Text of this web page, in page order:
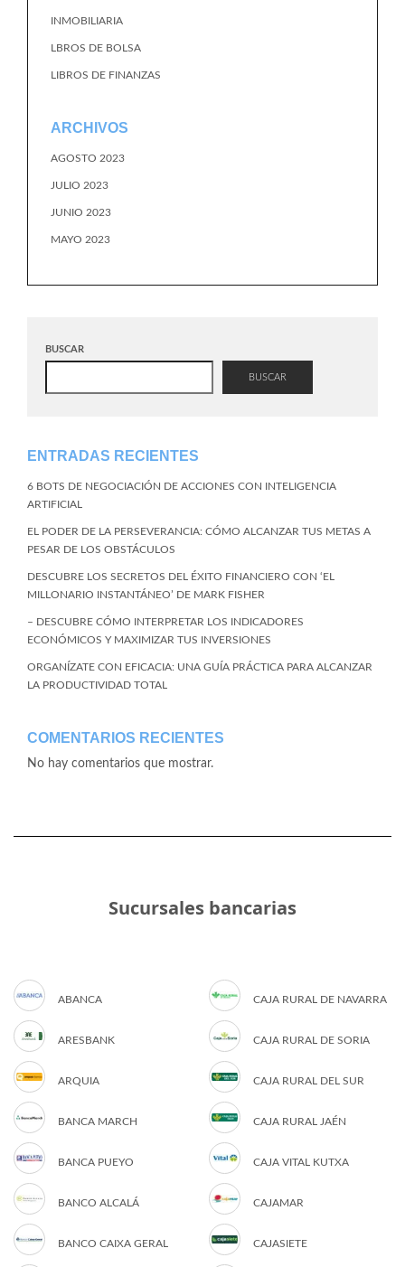
INMOBILIARIA
LBROS DE BOLSA
LIBROS DE FINANZAS
ARCHIVOS
AGOSTO 2023
JULIO 2023
JUNIO 2023
MAYO 2023
BUSCAR
BUSCAR
ENTRADAS RECIENTES
6 BOTS DE NEGOCIACIÓN DE ACCIONES CON INTELIGENCIA
ARTIFICIAL
EL PODER DE LA PERSEVERANCIA: CÓMO ALCANZAR TUS METAS A
PESAR DE LOS OBSTÁCULOS
DESCUBRE LOS SECRETOS DEL ÉXITO FINANCIERO CON ‘EL
MILLONARIO INSTANTÁNEO’ DE MARK FISHER
– DESCUBRE CÓMO INTERPRETAR LOS INDICADORES
ECONÓMICOS Y MAXIMIZAR TUS INVERSIONES
ORGANÍZATE CON EFICACIA: UNA GUÍA PRÁCTICA PARA ALCANZAR
LA PRODUCTIVIDAD TOTAL
COMENTARIOS RECIENTES
No hay comentarios que mostrar.
Sucursales bancarias
ABANCA
ARESBANK
ARQUIA
BANCA MARCH
BANCA PUEYO
BANCO ALCALÁ
BANCO CAIXA GERAL
CAJA RURAL DE NAVARRA
CAJA RURAL DE SORIA
CAJA RURAL DEL SUR
CAJA RURAL JAÉN
CAJA VITAL KUTXA
CAJAMAR
CAJASIETE